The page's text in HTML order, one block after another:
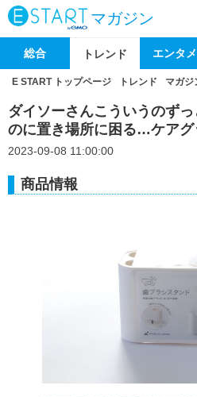
マガジン
総合 トレンド エンタメ
E START トップページ トレンド マガジ
ダイソーさんこういうのず
のに置き場所に困る…ケアグ
2023-09-08 11:00:00
商品情報